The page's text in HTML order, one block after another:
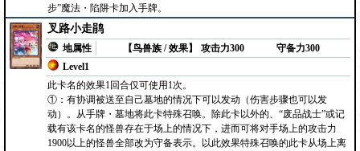
步”魔法・陷阱卡加入手牌。
叉路小走鹃
地属性
【鸟兽族 / 效果】
Level1
攻击力300 守备力300
此卡名的效果1回合仅可使用1次。
①：有协调被送至自己墓地的情况下可以发动（伤害步骤也可以发
动）。从手牌・墓地将此卡特殊召唤。除此卡以外的、“废品战士”或记
载有该卡名的怪兽存在于场上的情况下，进而可将对手场上的攻击力
1900以上的怪兽全部改为守备表示。以此效果特殊召唤的此卡从场上离